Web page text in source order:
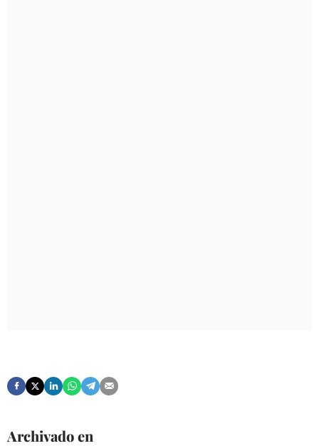
Archivado en